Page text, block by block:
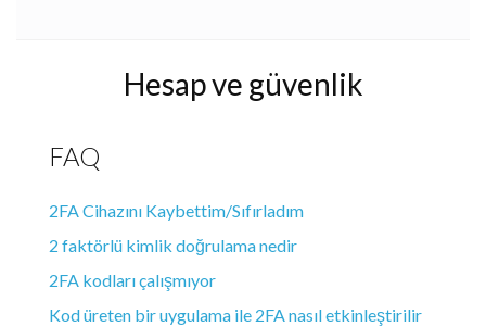
Hesap ve güvenlik
FAQ
2FA Cihazını Kaybettim/Sıfırladım
2 faktörlü kimlik doğrulama nedir
2FA kodları çalışmıyor
Kod üreten bir uygulama ile 2FA nasıl etkinleştirilir